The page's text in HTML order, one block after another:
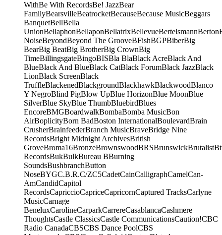
WithBe With RecordsBe! JazzBear
FamilyBearsvilleBeatrocketBecauseBecause MusicBeggars
BanquetBellBella
UnionBellaphonBellaponBellatrixBellevueBertelsmannBerton
NoiseBeyondBeyond The GrooveBFishBGPBiberBig
BearBig BeatBig BrotherBig CrownBig
TimeBillingsgateBingoBISBla BlaBlack AcreBlack And
BlueBlack And BlueBlack CatBlack ForumBlack JazzBlack
LionBlack ScreenBlack
TruffleBlackenedBlackgroundBlackhawkBlackwoodBlanco
Y NegroBlind PigBlow UpBlue HorizonBlue MoonBlue
SilverBlue SkyBlue ThumbBluebirdBlues
EncoreBMGBoardwalkBombaBomba MusicBon
AirBoplicityBorn BadBoston InternationalBoulevardBrain
CrusherBrainfeederBranch MusicBraveBridge Nine
RecordsBright Midnight ArchivesBritish
GroveBroma16BronzeBrownswoodBRSBrunswickBrutalist
RecordsBukBulkBureau BBurning
SoundsBushbranchButton
NoseBYGC.B.R.C/ZC5CadetCainCalligraphCamelCan-
AmCandidCapitol
RecordsCapriccioCapriceCapricornCaptured TracksCarlyne
MusicCarnage
BeneluxCarolineCarparkCarrereCasablancaCashmere
ThoughtsCastle ClassicsCastle CommunicationsCaution!CBC
Radio CanadaCBSCBS Dance PoolCBS